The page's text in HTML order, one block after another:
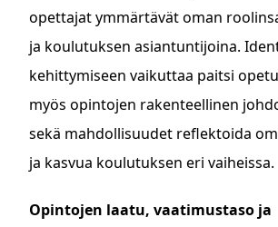
opettajat ymmärtävät oman
ja koulutuksen asiantuntijoina.
kehittymiseen vaikuttaa paitsi
myös opintojen rakenteellinen
sekä mahdollisuudet reflektoida
ja kasvua koulutuksen eri vaiheissa.
Opintojen laatu, vaatimustaso ja